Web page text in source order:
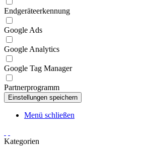
Endgeräteerkennung
Google Ads
Google Analytics
Google Tag Manager
Partnerprogramm
Menü schließen
Kategorien